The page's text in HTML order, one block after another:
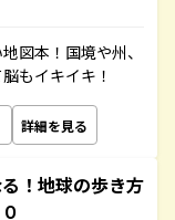
図本！国境や州、
もイキイキ！
詳細を見る
！地球の歩き方